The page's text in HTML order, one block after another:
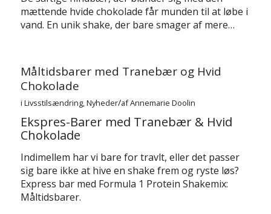
mættende hvide chokolade får munden til at løbe i
vand. En unik shake, der bare smager af mere…
Måltidsbarer med Tranebær og Hvid
Chokolade
i Livsstilsændring,Nyheder/afAnnemarie Doolin
Ekspres-Barer med Tranebær & Hvid
Chokolade
Indimellem har vi bare for travlt, eller det passer
sig bare ikke at hive en shake frem og ryste løs?
Express bar med Formula 1 Protein Shakemix:
Måltidsbarer.